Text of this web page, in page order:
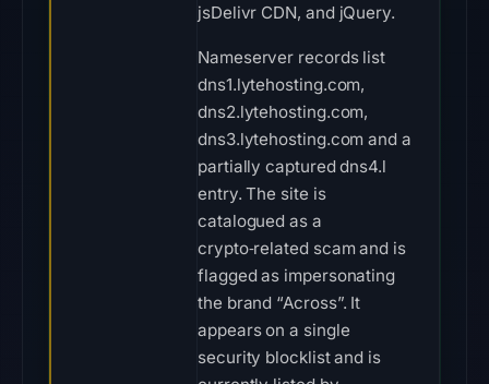
jsDelivr CDN, and jQuery.
Nameserver records list
dns1.lytehosting.com,
dns2.lytehosting.com,
dns3.lytehosting.com and a
partially captured dns4.l
entry. The site is
catalogued as a
crypto‑related scam and is
flagged as impersonating
the brand “Across”. It
appears on a single
security blocklist and is